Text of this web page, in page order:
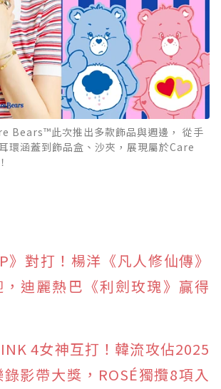
此次推出多款飾品與週邊， 從手
環涵蓋到飾品盒、沙夾，展現屬於Care
》對打！楊洋《凡人修仙傳》
迪麗熱巴《利劍玫瑰》贏得
4女神互打！韓流攻佔2025
錄影帶大獎，ROSÉ獨攬8項入